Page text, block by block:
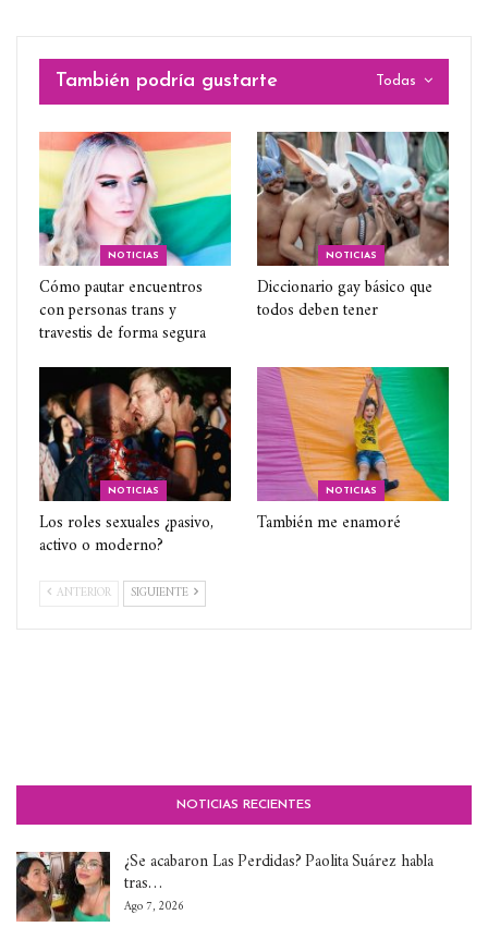
Todas
También podría gustarte
NOTICIAS
Cómo pautar encuentros
con personas trans y
travestis de forma segura
NOTICIAS
Diccionario gay básico que
todos deben tener
NOTICIAS
Los roles sexuales ¿pasivo,
activo o moderno?
NOTICIAS
También me enamoré
ANTERIOR SIGUIENTE
NOTICIAS RECIENTES
¿Se acabaron Las Perdidas? Paolita Suárez habla
tras…
Ago 7, 2026